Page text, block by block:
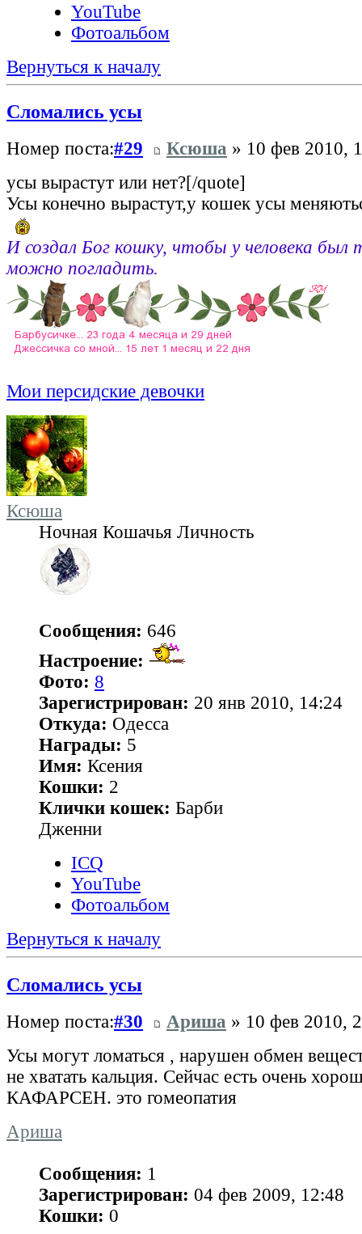
YouTube
Фотоальбом
Вернуться к началу
Сломались усы
Номер поста:#29 Ксюша » 10 фев 2010,
усы вырастут или нет?[/quote]
Усы конечно вырастут,у кошек усы
И создал Бог кошку, чтобы у человека был
можно погладить.
Мои персидские девочки
Ксюша
Ночная Кошачья Личность
Сообщения: 646
Настроение:
Фото: 8
Зарегистрирован: 20 янв 2010, 14:24
Откуда: Одесса
Награды: 5
Имя: Ксения
Кошки: 2
Клички кошек: Барби
Дженни
ICQ
YouTube
Фотоальбом
Вернуться к началу
Сломались усы
Номер поста:#30 Ариша » 10 фев 2010,
Усы могут ломаться , нарушен обмен
не хватать кальция. Сейчас есть очень
КАФАРСЕН. это гомеопатия
Ариша
Сообщения: 1
Зарегистрирован: 04 фев 2009, 12:48
Кошки: 0